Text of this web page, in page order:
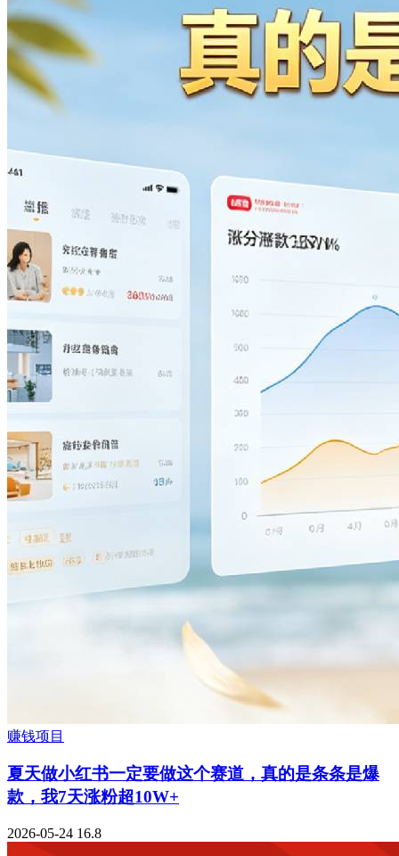
赚钱项目
夏天做小红书一定要做这个赛道，真的是条条是爆
款，我7天涨粉超10W+
2026-05-24 16.8